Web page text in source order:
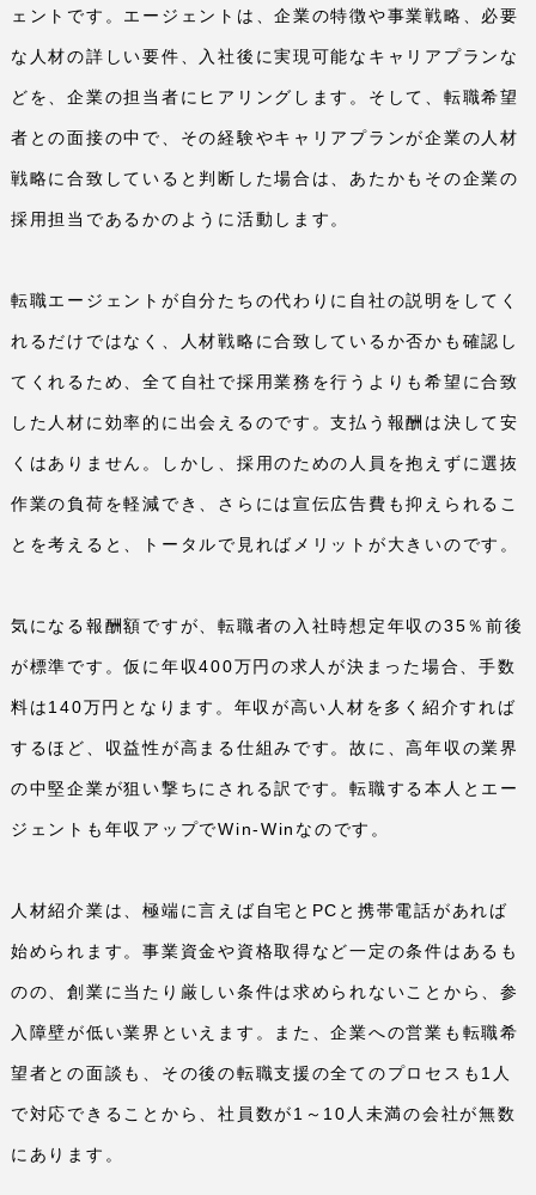
ェントです。エージェントは、企業の特徴や事業戦略、必要
な人材の詳しい要件、入社後に実現可能なキャリアプランな
どを、企業の担当者にヒアリングします。そして、転職希望
者との面接の中で、その経験やキャリアプランが企業の人材
戦略に合致していると判断した場合は、あたかもその企業の
採用担当であるかのように活動します。
転職エージェントが自分たちの代わりに自社の説明をしてく
れるだけではなく、人材戦略に合致しているか否かも確認し
てくれるため、全て自社で採用業務を行うよりも希望に合致
した人材に効率的に出会えるのです。支払う報酬は決して安
くはありません。しかし、採用のための人員を抱えずに選抜
作業の負荷を軽減でき、さらには宣伝広告費も抑えられるこ
とを考えると、トータルで見ればメリットが大きいのです。
気になる報酬額ですが、転職者の入社時想定年収の35％前後
が標準です。仮に年収400万円の求人が決まった場合、手数
料は140万円となります。年収が高い人材を多く紹介すれば
するほど、収益性が高まる仕組みです。故に、高年収の業界
の中堅企業が狙い撃ちにされる訳です。転職する本人とエー
ジェントも年収アップでWin-Win なのです。
人材紹介業は、極端に言えば自宅と PC と携帯電話があれば
始められます。事業資金や資格取得など一定の条件はあるも
のの、創業に当たり厳しい条件は求められないことから、参
入障壁が低い業界といえます。また、企業への営業も転職希
望者との面談も、その後の転職支援の全てのプロセスも 1 人
で対応できることから、社員数が1 ～ 10 人未満の会社が無数
にあります。